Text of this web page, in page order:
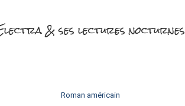
& ses lectures nocturnes
Roman américain